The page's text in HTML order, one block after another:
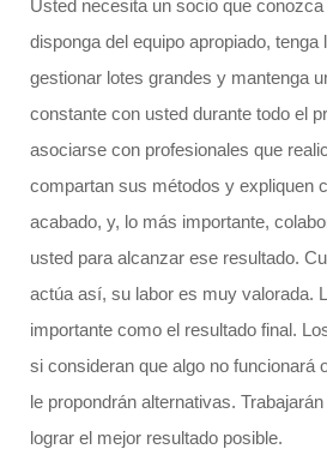
Usted necesita un socio que
disponga del equipo apropiado, tenga
gestionar lotes grandes y mantenga
constante con usted durante todo el
asociarse con profesionales que
compartan sus métodos y expliquen
acabado, y, lo más importante,
usted para alcanzar ese resultado.
actúa así, su labor es muy valorada.
importante como el resultado final.
si consideran que algo no funcionará
le propondrán alternativas.
lograr el mejor resultado posible.